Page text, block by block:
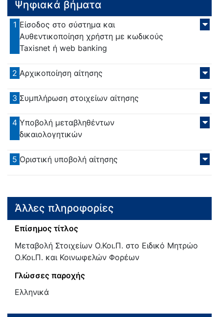
Ψηφιακά βήματα
1 Είσοδος στο σύστημα και
Αυθεντικοποίηση χρήστη με κωδικούς
Taxisnet ή web banking
2 Αρχικοποίηση αίτησης
3 Συμπλήρωση στοιχείων αίτησης
4 Υποβολή μεταβληθέντων
δικαιολογητικών
5 Οριστική υποβολή αίτησης
Άλλες πληροφορίες
Επίσημος τίτλος
Μεταβολή Στοιχείων Ο.Κοι.Π. στο Ειδικό Μητρώο
Ο.Κοι.Π. και Κοινωφελών Φορέων
Γλώσσες παροχής
Ελληνικά